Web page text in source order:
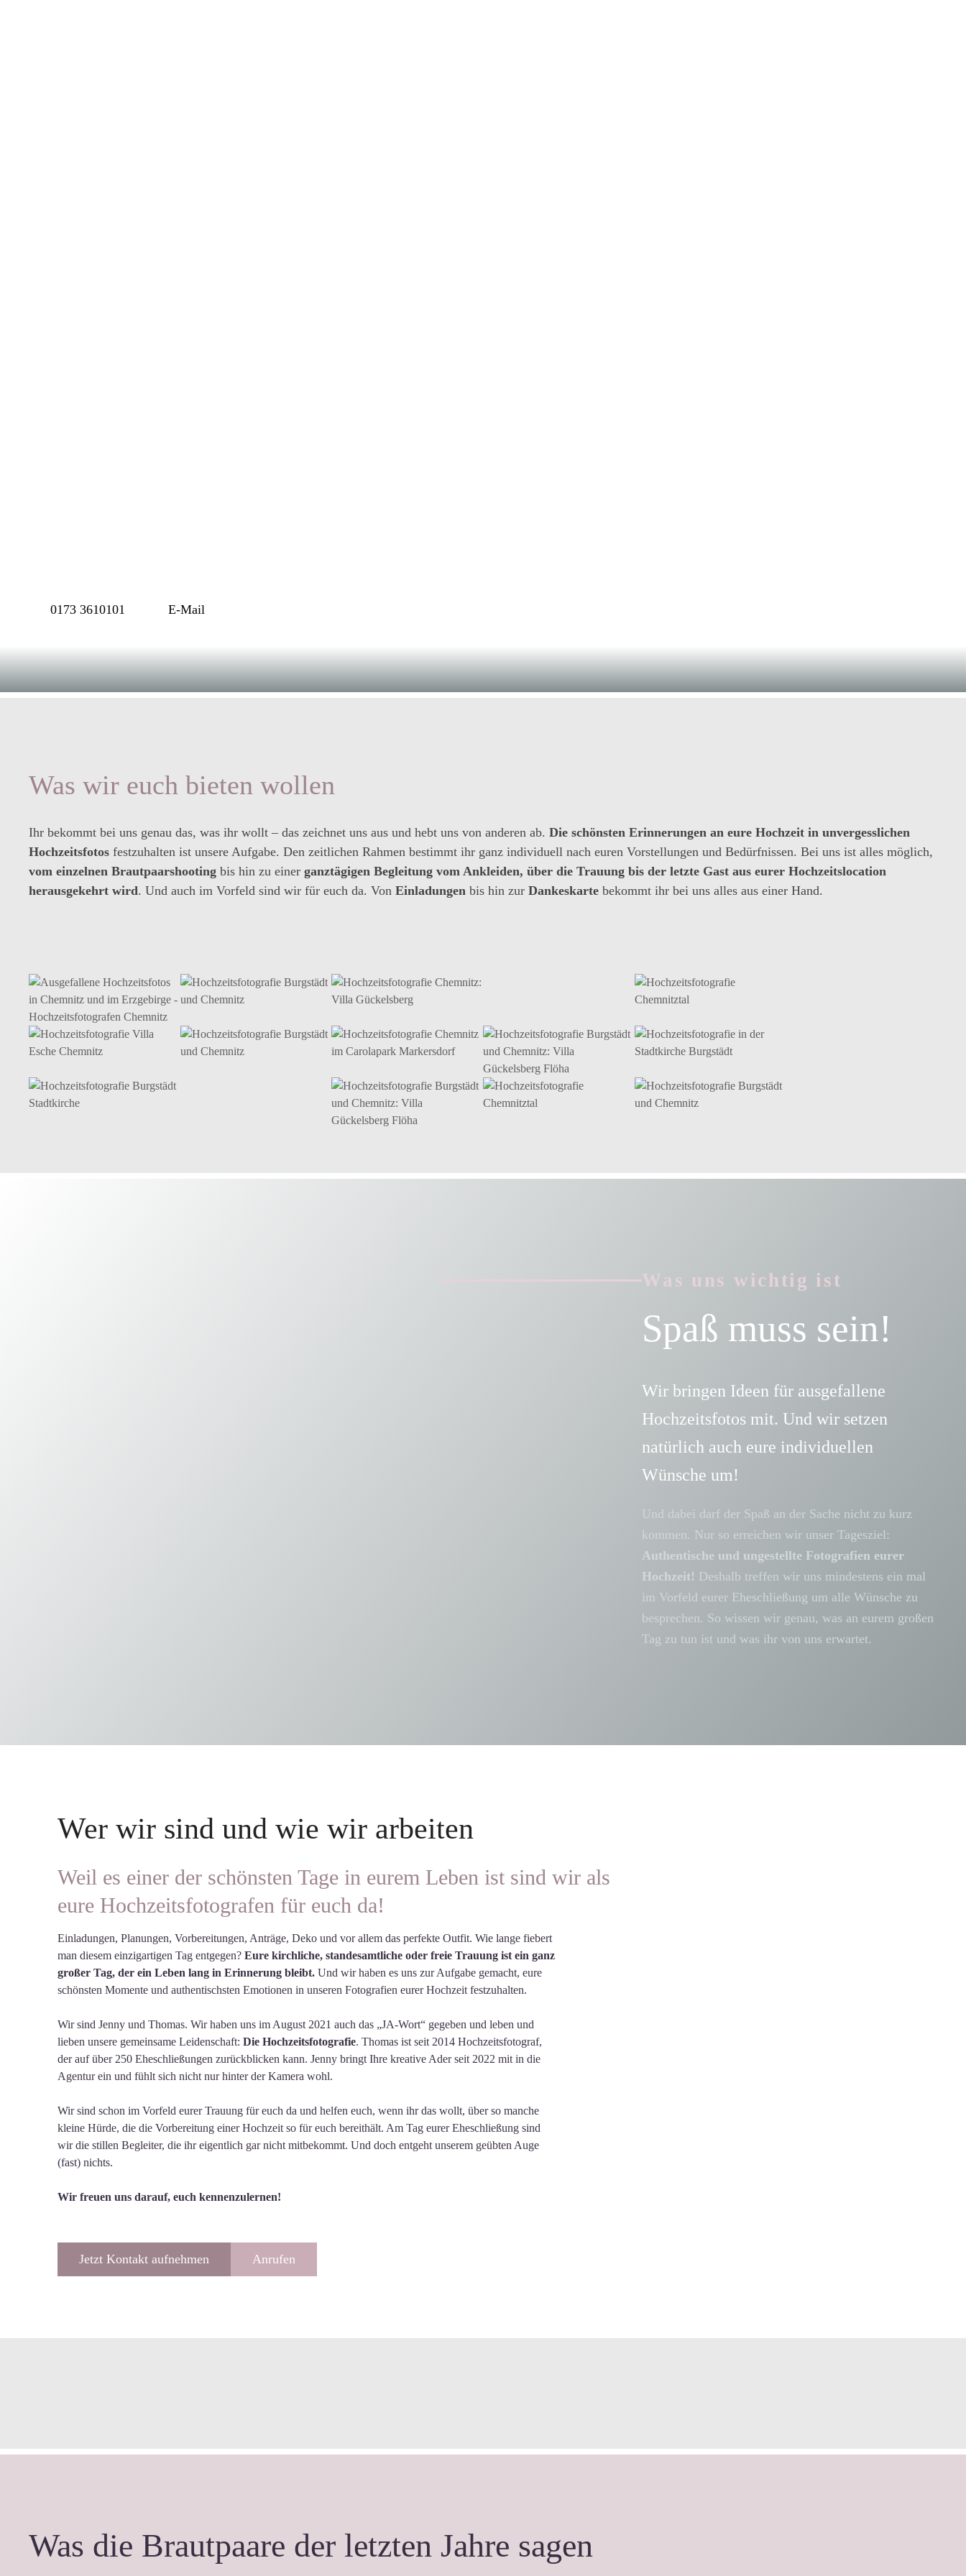
0173 3610101 E-Mail
Was wir euch bieten wollen
Ihr bekommt bei uns genau das, was ihr wollt – das zeichnet uns aus und hebt uns von anderen ab. Die schönsten Erinnerungen an eure Hochzeit in unvergesslichen
Hochzeitsfotos festzuhalten ist unsere Aufgabe. Den zeitlichen Rahmen bestimmt ihr ganz individuell nach euren Vorstellungen und Bedürfnissen. Bei uns ist alles möglich,
vom einzelnen Brautpaarshooting bis hin zu einer ganztägigen Begleitung vom Ankleiden, über die Trauung bis der letzte Gast aus eurer Hochzeitslocation
herausgekehrt wird. Und auch im Vorfeld sind wir für euch da. Von Einladungen bis hin zur Dankeskarte bekommt ihr bei uns alles aus einer Hand.
Was uns wichtig ist
Spaß muss sein!
Wir bringen Ideen für ausgefallene
Hochzeitsfotos mit. Und wir setzen
natürlich auch eure individuellen
Wünsche um!
Und dabei darf der Spaß an der Sache nicht zu kurz
kommen. Nur so erreichen wir unser Tagesziel:
Authentische und ungestellte Fotografien eurer
Hochzeit! Deshalb treffen wir uns mindestens ein mal
im Vorfeld eurer Eheschließung um alle Wünsche zu
besprechen. So wissen wir genau, was an eurem großen
Tag zu tun ist und was ihr von uns erwartet.
Wer wir sind und wie wir arbeiten
Weil es einer der schönsten Tage in eurem Leben ist sind wir als
eure Hochzeitsfotografen für euch da!
Einladungen, Planungen, Vorbereitungen, Anträge, Deko und vor allem das perfekte Outfit. Wie lange fiebert
man diesem einzigartigen Tag entgegen? Eure kirchliche, standesamtliche oder freie Trauung ist ein ganz
großer Tag, der ein Leben lang in Erinnerung bleibt. Und wir haben es uns zur Aufgabe gemacht, eure
schönsten Momente und authentischsten Emotionen in unseren Fotografien eurer Hochzeit festzuhalten.
Wir sind Jenny und Thomas. Wir haben uns im August 2021 auch das „JA-Wort“ gegeben und leben und
lieben unsere gemeinsame Leidenschaft: Die Hochzeitsfotografie. Thomas ist seit 2014 Hochzeitsfotograf,
der auf über 250 Eheschließungen zurückblicken kann. Jenny bringt Ihre kreative Ader seit 2022 mit in die
Agentur ein und fühlt sich nicht nur hinter der Kamera wohl.
Wir sind schon im Vorfeld eurer Trauung für euch da und helfen euch, wenn ihr das wollt, über so manche
kleine Hürde, die die Vorbereitung einer Hochzeit so für euch bereithält. Am Tag eurer Eheschließung sind
wir die stillen Begleiter, die ihr eigentlich gar nicht mitbekommt. Und doch entgeht unserem geübten Auge
(fast) nichts.
Wir freuen uns darauf, euch kennenzulernen!
Jetzt Kontakt aufnehmen Anrufen
Was die Brautpaare der letzten Jahre sagen